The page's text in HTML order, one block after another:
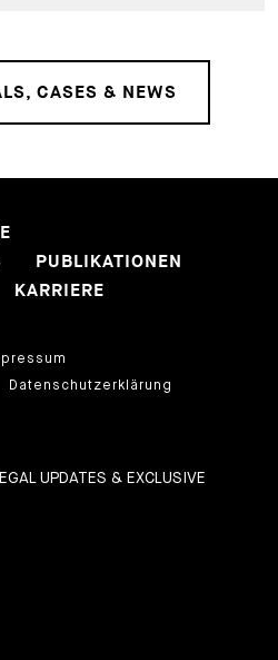
CASES & NEWS
PUBLIKATIONEN
KARRIERE
Datenschutzerklärung
UPDATES & EXCLUSIVE